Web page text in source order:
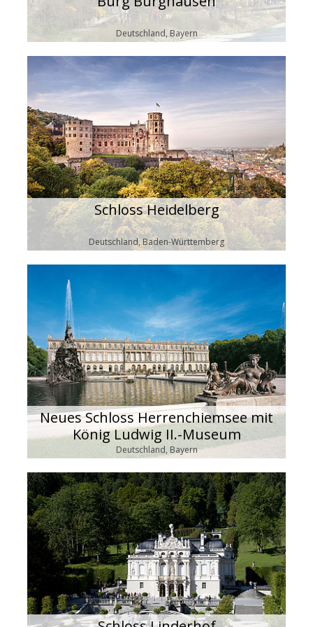
Deutschland, Bayern
Schloss Heidelberg
Deutschland, Baden-Württemberg
Neues Schloss Herrenchiemsee mit
König Ludwig II.-Museum
Deutschland, Bayern